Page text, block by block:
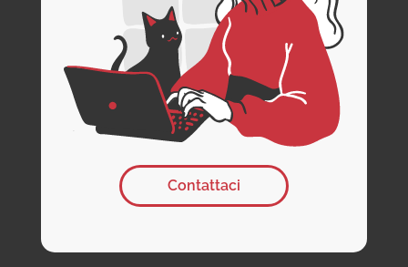
Contattaci